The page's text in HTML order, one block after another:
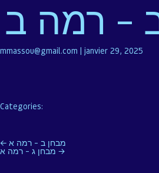
– רמה ב
mmassou@gmail.com | janvier 29, 2025
Categories:
Navigation
← מבחן ב – רמה א
→